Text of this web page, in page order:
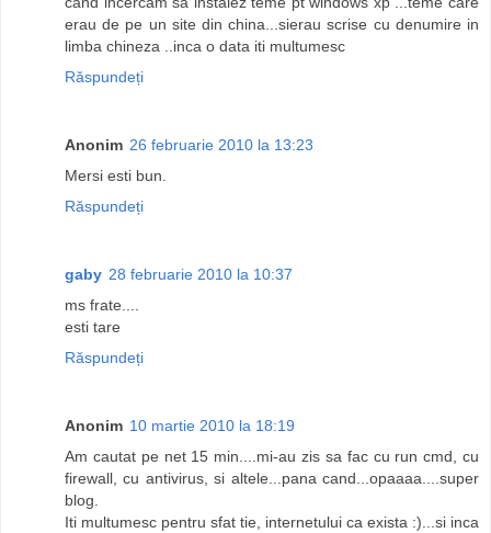
erau de pe un site din china...sierau scrise cu denumire in
limba chineza ..inca o data iti multumesc
Răspundeți
Anonim 26 februarie 2010 la 13:23
Mersi esti bun.
Răspundeți
gaby 28 februarie 2010 la 10:37
ms frate....
esti tare
Răspundeți
Anonim 10 martie 2010 la 18:19
Am cautat pe net 15 min....mi-au zis sa fac cu run cmd, cu
firewall, cu antivirus, si altele...pana cand...opaaaa....super
blog.
Iti multumesc pentru sfat tie, internetului ca exista :)...si inca